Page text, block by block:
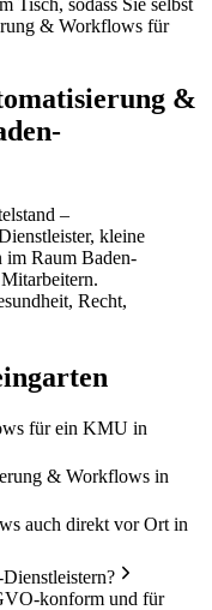
Tisch, sodass Sie selbst
& Workflows für
&
–
kleine
im Raum Baden-
Recht,
für ein KMU in
& Workflows in
auch direkt vor Ort in
konform und für